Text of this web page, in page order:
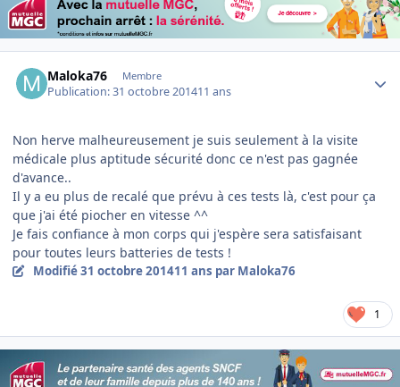
Maloka76 Membre
Publication:31 octobre 201411 ans
Non herve malheureusement je suis seulement à la visite
médicale plus aptitude sécurité donc ce n'est pas gagnée
d'avance..
Il y a eu plus de recalé que prévu à ces tests là, c'est pour ça
que j'ai été piocher en vitesse ^^
Je fais confiance à mon corps qui j'espère sera satisfaisant
pour toutes leurs batteries de tests !
Modifié31 octobre 201411 ans par Maloka76
1